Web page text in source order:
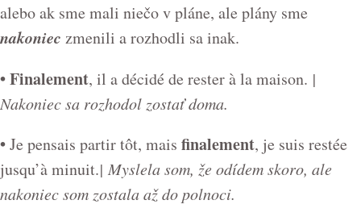
alebo ak sme mali niečo v pláne, ale plány sme
nakoniec zmenili a rozhodli sa inak.
• Finalement, il a décidé de rester à la maison. |
Nakoniec sa rozhodol zostať doma.
•Je pensais partir tôt, mais finalement, je suis restée
jusqu’à minuit.| Myslela som, že odídem skoro, ale
nakoniec som zostala až do polnoci.